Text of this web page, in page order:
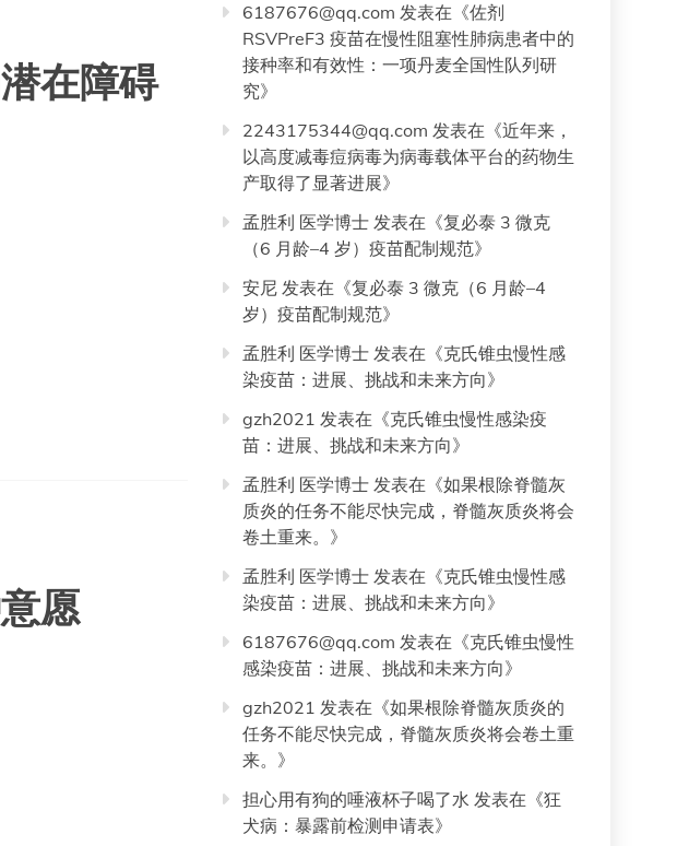
在障碍
愿
6187676@qq.com 发表在《佐剂
RSVPreF3 疫苗在慢性阻塞性肺病患者中的
接种率和有效性：一项丹麦全国性队列研
究》
2243175344@qq.com 发表在《近年来，
以高度减毒痘病毒为病毒载体平台的药物生
产取得了显著进展》
孟胜利 医学博士 发表在《复必泰 3 微克
（6 月龄–4 岁）疫苗配制规范》
安尼 发表在《复必泰 3 微克（6 月龄–4
岁）疫苗配制规范》
孟胜利 医学博士 发表在《克氏锥虫慢性感
染疫苗：进展、挑战和未来方向》
gzh2021 发表在《克氏锥虫慢性感染疫
苗：进展、挑战和未来方向》
孟胜利 医学博士 发表在《如果根除脊髓灰
质炎的任务不能尽快完成，脊髓灰质炎将会
卷土重来。 》
孟胜利 医学博士 发表在《克氏锥虫慢性感
染疫苗：进展、挑战和未来方向》
6187676@qq.com 发表在《克氏锥虫慢性
感染疫苗：进展、挑战和未来方向》
gzh2021 发表在《如果根除脊髓灰质炎的
任务不能尽快完成，脊髓灰质炎将会卷土重
来。 》
担心用有狗的唾液杯子喝了水 发表在《狂
犬病：暴露前检测申请表》